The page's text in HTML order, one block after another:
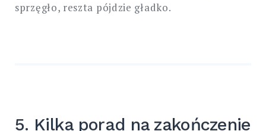
sprzęgło, reszta pójdzie gładko.
5. Kilka porad na zakończenie